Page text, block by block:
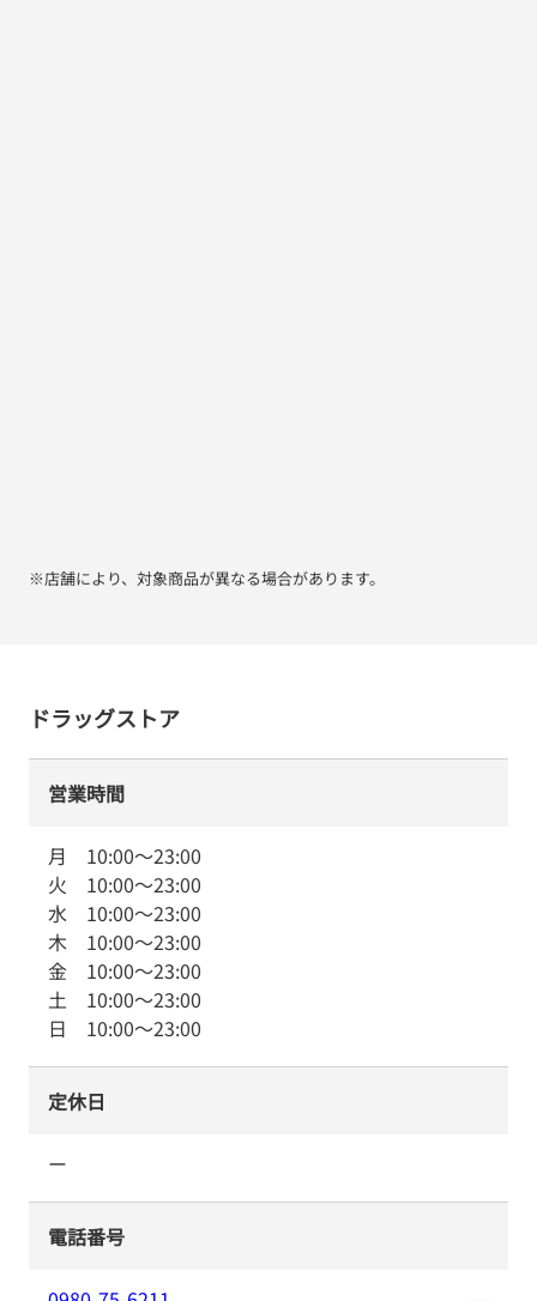
※店舗により、対象商品が異なる場合があります。
ドラッグストア
営業時間
月 10:00～23:00
火 10:00～23:00
水 10:00～23:00
木 10:00～23:00
金 10:00～23:00
土 10:00～23:00
日 10:00～23:00
定休日
ー
電話番号